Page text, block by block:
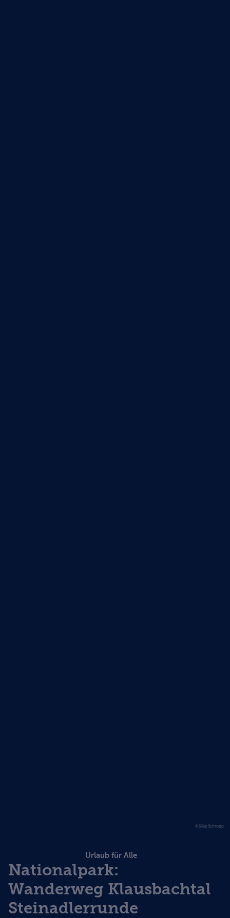
©Silke Schropp
Urlaub für Alle
Nationalpark:
Wanderweg Klausbachtal
Steinadlerrunde